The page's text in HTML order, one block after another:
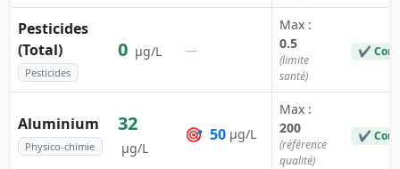
Pesticides
(Total)
Pesticides
0 µg/L —
Max :
0.5
(limite
santé)
✔
Aluminium
Physico-chimie
32
µg/L
🎯 50 µg/L
Max :
200
(référence
qualité)
✔